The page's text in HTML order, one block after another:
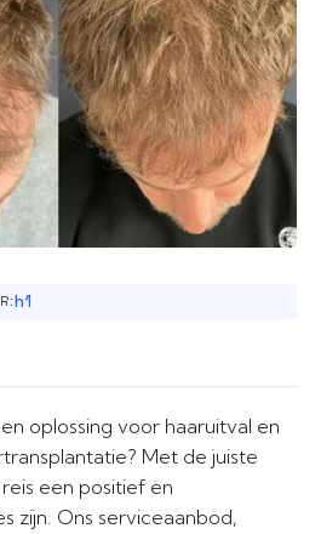
h1
oplossing voor haaruitval en
Met de juiste
een positief en
zijn. Ons serviceaanbod,